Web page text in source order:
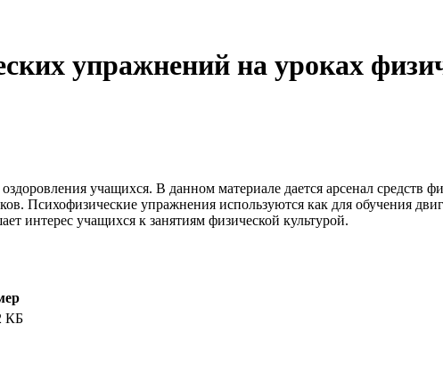
упражнений на уроках
учащихся. В данном материале дается арсенал средств
Психофизические упражнения используются как для обучения
интерес учащихся к занятиям физической культурой.
КБ